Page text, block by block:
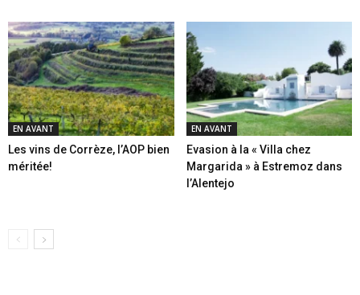
EN AVANT
Les vins de Corrèze, l’AOP bien
méritée!
EN AVANT
Evasion à la « Villa chez
Margarida » à Estremoz dans
l’Alentejo